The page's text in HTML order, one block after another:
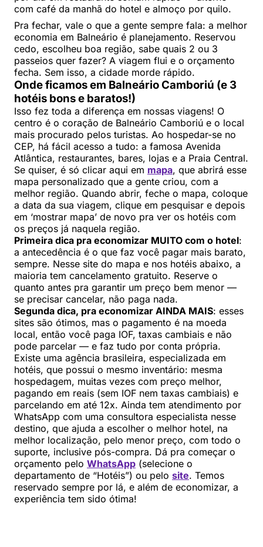
com café da manhã do hotel e almoço por quilo.
Pra fechar, vale o que a gente sempre fala: a melhor
economia em Balneário é planejamento. Reservou
cedo, escolheu boa região, sabe quais 2 ou 3
passeios quer fazer? A viagem flui e o orçamento
fecha. Sem isso, a cidade morde rápido.
Onde ficamos em Balneário Camboriú (e 3
hotéis bons e baratos!)
Isso fez toda a diferença em nossas viagens! O
centro é o coração de Balneário Camboriú e o local
mais procurado pelos turistas. Ao hospedar-se no
CEP, há fácil acesso a tudo: a famosa Avenida
Atlântica, restaurantes, bares, lojas e a Praia Central.
Se quiser, é só clicar aqui em mapa, que abrirá esse
mapa personalizado que a gente criou, com a
melhor região. Quando abrir, feche o mapa, coloque
a data da sua viagem, clique em pesquisar e depois
em ‘mostrar mapa’ de novo pra ver os hotéis com
os preços já naquela região.
Primeira dica pra economizar MUITO com o hotel:
a antecedência é o que faz você pagar mais barato,
sempre. Nesse site do mapa e nos hotéis abaixo, a
maioria tem cancelamento gratuito. Reserve o
quanto antes pra garantir um preço bem menor —
se precisar cancelar, não paga nada.
Segunda dica, pra economizar AINDA MAIS: esses
sites são ótimos, mas o pagamento é na moeda
local, então você paga IOF, taxas cambiais e não
pode parcelar — e faz tudo por conta própria.
Existe uma agência brasileira, especializada em
hotéis, que possui o mesmo inventário: mesma
hospedagem, muitas vezes com preço melhor,
pagando em reais (sem IOF nem taxas cambiais) e
parcelando em até 12x. Ainda tem atendimento por
WhatsApp com uma consultora especialista nesse
destino, que ajuda a escolher o melhor hotel, na
melhor localização, pelo menor preço, com todo o
suporte, inclusive pós-compra. Dá pra começar o
orçamento pelo WhatsApp (selecione o
departamento de “Hotéis”) ou pelo site. Temos
reservado sempre por lá, e além de economizar, a
experiência tem sido ótima!